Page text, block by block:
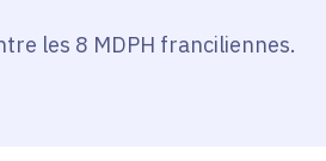
les 8 MDPH franciliennes.